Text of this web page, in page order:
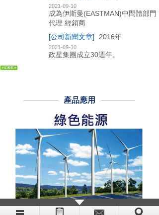
產品應用
2021-09-10
成為伊斯曼(EASTMAN)中間體部門
代理 經銷商
[公司新聞文章]
2016年
2021-09-10
政星集團成立30週年。